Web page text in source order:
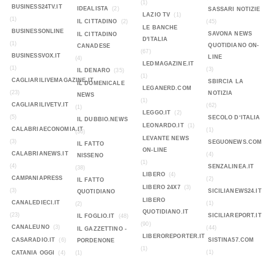
BUSINESS24TV.IT
(1)
BUSINESSONLINE
(1)
BUSINESSVOX.IT
(1)
CAGLIARILIVEMAGAZINE.IT
(23)
CAGLIARILIVETV.IT
(5)
CALABRIAECONOMIA.IT
(3)
CALABRIANEWS.IT
(4)
CAMPANIAPRESS
(3)
CANALEDIECI.IT
(23)
CANALEUNO
(3)
CASARADIO.IT (6)
CATANIA OGGI (4)
IDEALISTA
(2)
IL CITTADINO (2)
IL CITTADINO
CANADESE
(4)
IL DENARO
(35)
IL DOMENICALE
NEWS
(1)
IL DUBBIO.NEWS
(36)
IL FATTO
NISSENO
(38)
IL FATTO
QUOTIDIANO
(2)
IL FOGLIO.IT
(48)
IL GAZZETTINO -
PORDENONE
(1)
(1)
LAZIO TV
(1)
LE BANCHE
D'ITALIA
(67)
LEDMAGAZINE.IT
(1)
LEGANERD.COM
(1)
LEGGO.IT
(2)
LEONARDO.IT (1)
LEVANTE NEWS
ON-LINE
(1)
LIBERO
(4)
LIBERO 24X7 (3)
LIBERO
QUOTIDIANO.IT
(90)
LIBEROREPORTER.IT
(1)
SASSARI NOTIZIE
(45)
SAVONA NEWS
QUOTIDIANO ON-
LINE
(3)
SBIRCIA LA
NOTIZIA
(62)
SECOLO D‘ITALIA
(1)
SEGUONEWS.COM
(4)
SENZALINEA.IT
(2)
SICILIANEWS24.IT
(1)
SICILIAREPORT.IT
(44)
SISTINA57.COM
(1)